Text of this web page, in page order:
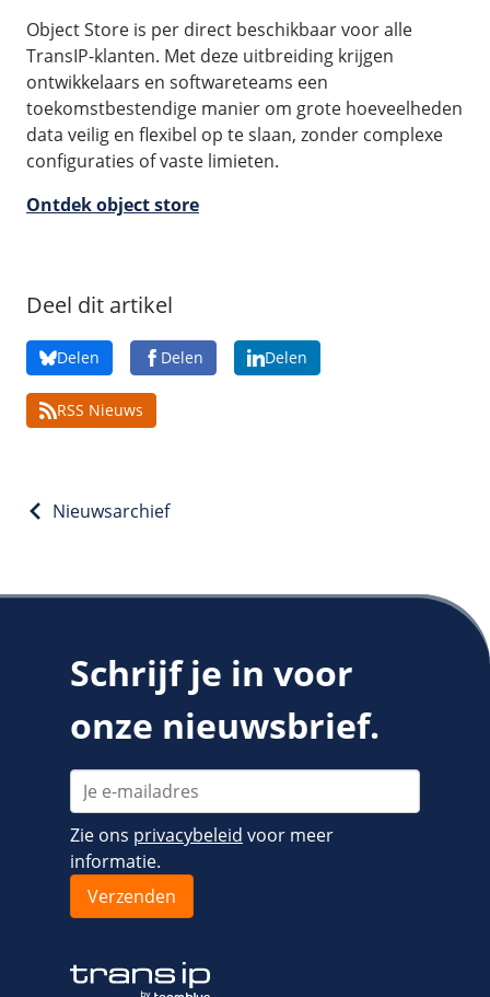
Object Store is per direct beschikbaar voor alle
TransIP-klanten. Met deze uitbreiding krijgen
ontwikkelaars en softwareteams een
toekomstbestendige manier om grote hoeveelheden
data veilig en flexibel op te slaan, zonder complexe
configuraties of vaste limieten.
Ontdek object store
Deel dit artikel
Delen Delen Delen
RSS Nieuws
Nieuwsarchief
Schrijf je in voor
onze nieuwsbrief.
Zie ons privacybeleid voor meer
informatie.